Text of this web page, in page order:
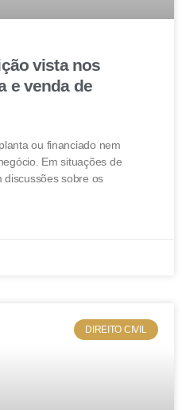
Desprovimento do
Des(a). ANA MARIA
Data de Julgamento:
CÂMARA CÍVEL, Data
custos de transmissão de
o que leva a uma
já que os herdeiros
vista nos
e venda de
ou financiado nem
Em situações de
discussões sobre os
DIREITO CIVIL